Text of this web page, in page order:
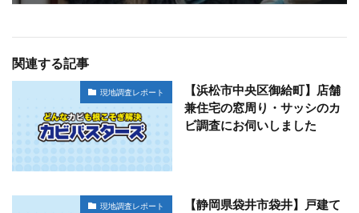
関連する記事
現地調査レポート
【浜松市中央区御給町】店舗
兼住宅の窓周り・サッシのカ
ビ調査にお伺いしました
現地調査レポート
【静岡県袋井市袋井】戸建て